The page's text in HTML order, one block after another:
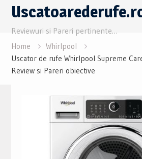
Skip
contentReviewuri si Pareri pertinente…
Home
Whirlpool
Uscator de rufe Whirlpool Supreme
Review si Pareri obiective